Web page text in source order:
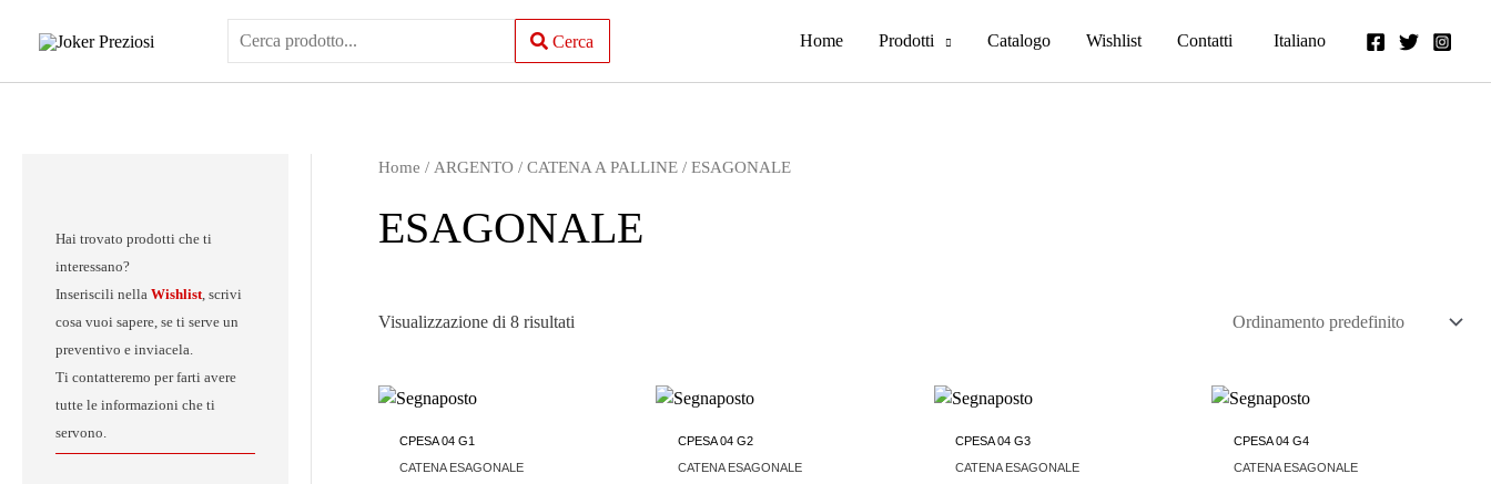
Cerca Home Prodotti Catalogo Wishlist Contatti Italiano
Hai trovato prodotti che ti
interessano?
Inseriscili nella Wishlist, scrivi
cosa vuoi sapere, se ti serve un
preventivo e inviacela.
Ti contatteremo per farti avere
tutte le informazioni che ti
servono.
Home / ARGENTO/ CATENA A PALLINE/ ESAGONALE
ESAGONALE
Visualizzazione di 8 risultati
CPESA 04 G1
CATENA ESAGONALE
CPESA 04 G2
CATENA ESAGONALE
CPESA 04 G3
CATENA ESAGONALE
CPESA 04 G4
CATENA ESAGONALE